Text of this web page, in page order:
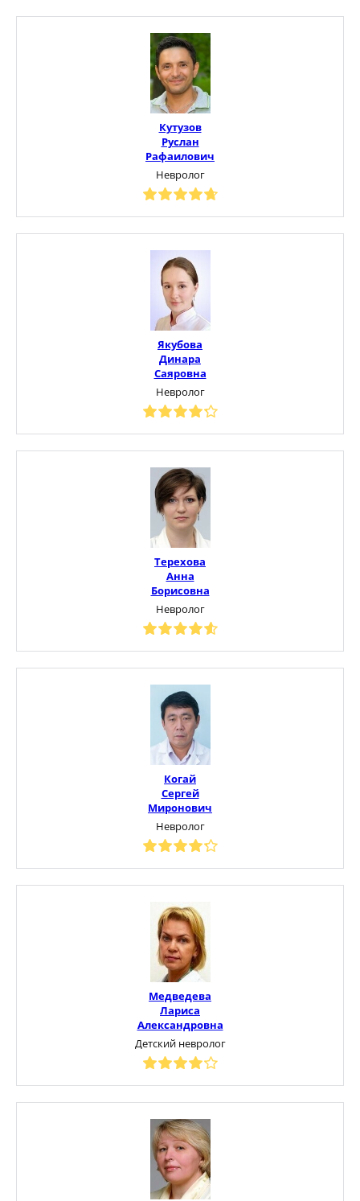
Кутузов
Руслан
Рафаилович
Невролог
Якубова
Динара
Саяровна
Невролог
Терехова
Анна
Борисовна
Невролог
Когай
Сергей
Миронович
Невролог
Медведева
Лариса
Александровна
Детский невролог